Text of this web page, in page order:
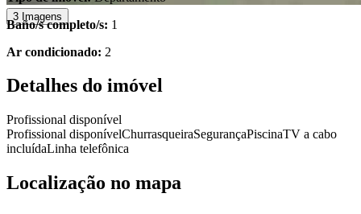
3 Imagens
Baño/s completo/s: 1
Ar condicionado: 2
Detalhes do imóvel
Profissional disponível
Profissional disponívelChurrasqueiraSegurançaPiscinaTV a cabo
incluídaLinha telefônica
Localização no mapa